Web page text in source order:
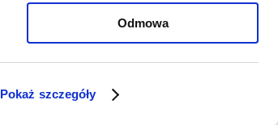
Pokaż szczegóły
Odmowa